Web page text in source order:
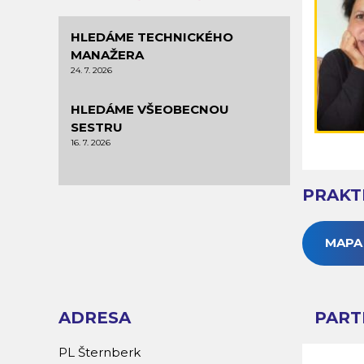
HLEDÁME TECHNICKÉHO
MANAŽERA
24. 7. 2026
HLEDÁME VŠEOBECNOU
SESTRU
16. 7. 2026
ADRESA
PL Šternberk